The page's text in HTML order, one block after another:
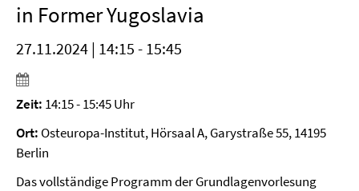
in Former Yugoslavia
27.11.2024 | 14:15 - 15:45
Zeit: 14:15 - 15:45 Uhr
Ort: Osteuropa-Institut, Hörsaal A, Garystraße 55, 14195
Berlin
Das vollständige Programm der Grundlagenvorlesung